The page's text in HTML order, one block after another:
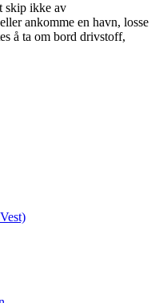
skip ikke av
ankomme en havn, losse
å ta om bord drivstoff,